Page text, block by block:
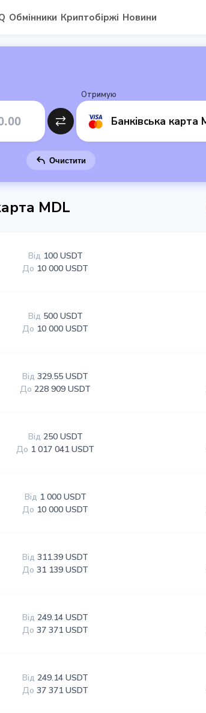
Обмінники Криптобіржі Новини
Отримую
Банківська карта
Очистити
MDL
Від 100 USDT
До 10 000 USDT
Від 500 USDT
До 10 000 USDT
Від 329.55 USDT
До 228 909 USDT
Від 250 USDT
До 1 017 041 USDT
Від 1 000 USDT
До 10 000 USDT
Від 311.39 USDT
До 31 139 USDT
Від 249.14 USDT
До 37 371 USDT
Від 249.14 USDT
До 37 371 USDT